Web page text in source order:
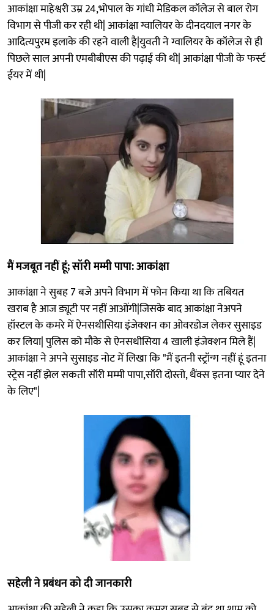
आकांक्षा माहेश्वरी उम्र 24,भोपाल के गांधी मेडिकल कॉलेज से बाल रोग
विभाग से पीजी कर रही थी| आकांक्षा ग्वालियर के दीनदयाल नगर के
आदित्यपुरम इलाके की रहने वाली है|युवती ने ग्वालियर के कॉलेज से ही
पिछले साल अपनी एमबीबीएस की पढ़ाई की थी| आकांक्षा पीजी के फर्स्ट
ईयर में थी|
मैं मजबूत नहीं हूं; सॉरी मम्मी पापा: आकांक्षा
आकांक्षा ने सुबह 7 बजे अपने विभाग में फोन किया था कि तबियत
खराब है आज ड्यूटी पर नहीं आओंगी|जिसके बाद आकांक्षा नेअपने
हॉस्टल के कमरे में ऐनसथीसिया इंजेक्शन का ओवरडोज लेकर सुसाइड
कर लिया| पुलिस को मौके से ऐनसथीसिया 4 खाली इंजेक्शन मिले हैं|
आकांक्षा ने अपने सुसाइड नोट में लिखा कि "मैं इतनी स्ट्रॉन्ग नहीं हूं इतना
स्ट्रेस नहीं झेल सकती सॉरी मम्मी पापा,सॉरी दोस्तो, थैंक्स इतना प्यार देने
के लिए"|
सहेली ने प्रबंधन को दी जानकारी